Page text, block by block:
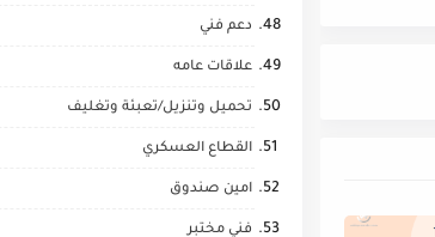
دعم فني
علاقات عامه
تحميل وتنزيل/تعبئة وتغليف
القطاع العسكري
امين صندوق
فني مختبر